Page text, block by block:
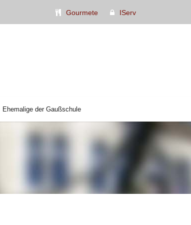
Gourmete IServ
Ehemalige der Gaußschule